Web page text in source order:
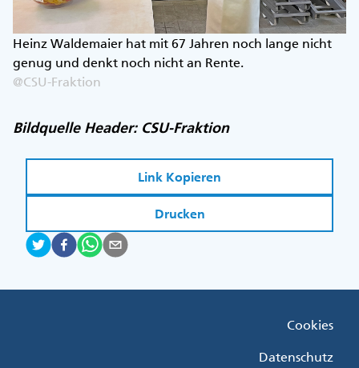
Heinz Waldemaier hat mit 67 Jahren noch lange nicht
genug und denkt noch nicht an Rente.
@CSU-Fraktion
Bildquelle Header: CSU-Fraktion
Link Kopieren
Drucken
Cookies
Datenschutz